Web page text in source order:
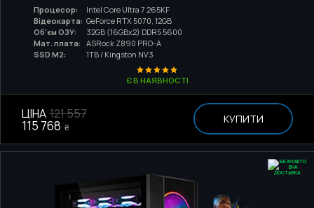
Процесор:
Intel Core Ultra 7 265KF
Відеокарта: GeForce RTX 5070, 12GB
Об'єм ОЗУ:
32GB (16GBx2) DDR5 5600
Мат. плата:
ASRock Z890 PRO-A
SSD M2:
1TB / Kingston NV3
Є В НАЯВНОСТІ
ЦІНА 121 557
115 768 ₴
КУПИТИ